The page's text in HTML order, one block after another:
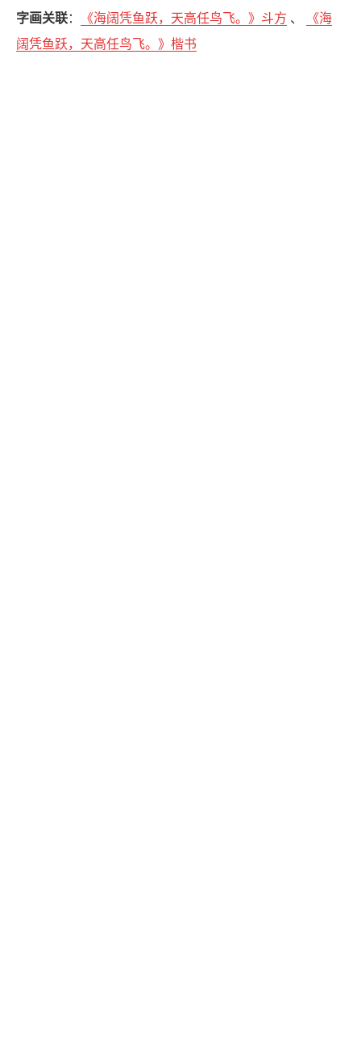
字画关联： 《海阔凭鱼跃，天高任鸟飞。》斗方 、
《海
阔凭鱼跃，天高任鸟飞。》楷书